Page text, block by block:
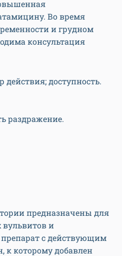
Во время
и грудном
консультация
доступность.
раздражение.
предназначены для
и
с действующим
к которому добавлен